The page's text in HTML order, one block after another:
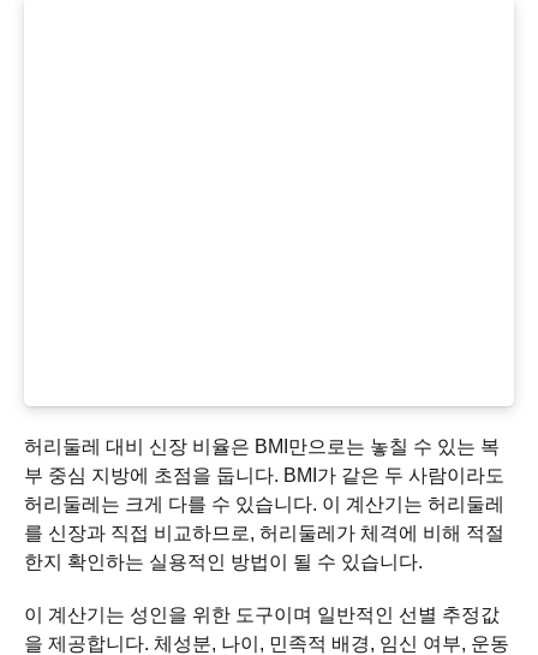
허리둘레 대비 신장 비율은 BMI만으로는 놓칠 수 있는 복
부 중심 지방에 초점을 둡니다. BMI가 같은 두 사람이라도
허리둘레는 크게 다를 수 있습니다. 이 계산기는 허리둘레
를 신장과 직접 비교하므로, 허리둘레가 체격에 비해 적절
한지 확인하는 실용적인 방법이 될 수 있습니다.
이 계산기는 성인을 위한 도구이며 일반적인 선별 추정값
을 제공합니다. 체성분, 나이, 민족적 배경, 임신 여부, 운동